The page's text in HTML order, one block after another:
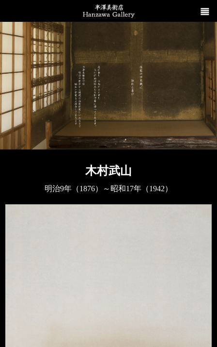
木村武山
明治9年（1876）～昭和17年（1942）